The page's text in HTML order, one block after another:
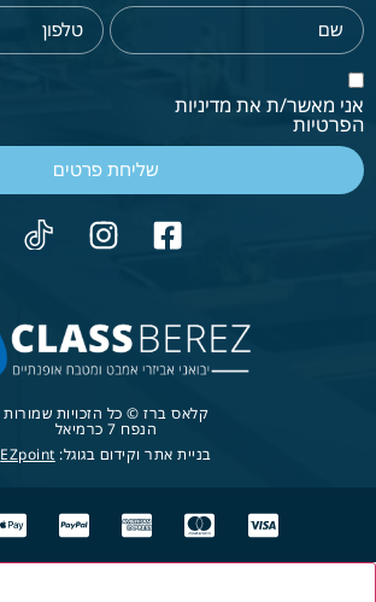
אני מאשר/ת את מדיניות
הפרטיות
שליחת פרטים
קלאס ברז © כל הזכויות שמורות
הנפח 7 כרמיאל
בניית אתר וקידום בגוגל: EZpoint